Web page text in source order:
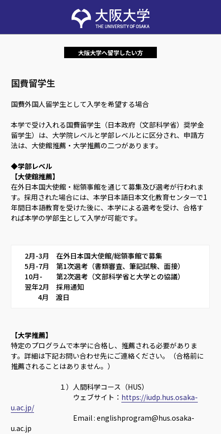
大阪大学へ留学したい方
国費留学生
国費外国人留学生として入学を希望する場合
本学で受け入れる国費留学生（日本政府（文部科学省）奨学金
留学生）は、大学院レベルと学部レベルとに区分され、申請方
法は、大使館推薦・大学推薦の二つがあります。
◆学部レベル
【大使館推薦】
在外日本国大使館・総領事館を通じて募集及び選考が行われま
す。採用された場合には、本学日本語日本文化教育センターで1
年間日本語教育を受けた後に、本学による選考を受け、合格す
れば本学の学部生として入学が可能です。
     2月-3月　在外日本国大使館/総領事館で募集
     5月-7月　第1次選考（書類審査、筆記試験、面接）
     10月-　　第2次選考（文部科学省と大学との協議）
     翌年2月　採用通知
4月　渡日
【大学推薦】
特定のプログラムで本学に合格し、推薦される必要がありま
す。詳細は下記お問い合わせ先にご連絡ください。（合格前に
推薦されることはありません。）
１）人間科学コース（HUS）
ウェブサイト： https://iudp.hus.osaka-
u.ac.jp/
Email : englishprogram@hus.osaka-
u.ac.jp